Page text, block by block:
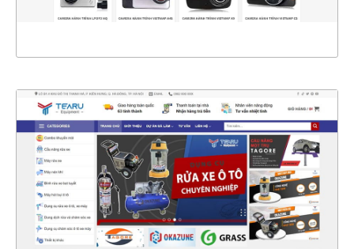
XEM THỰC TẾ
47344